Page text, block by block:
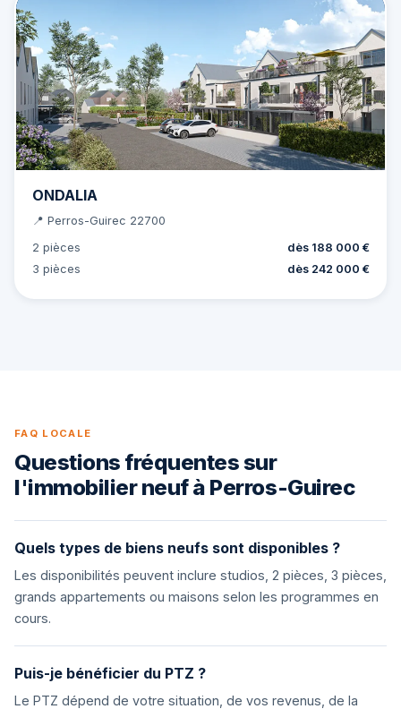
ONDALIA
📍 Perros-Guirec 22700
2 pièces
dès 188 000 €
3 pièces
dès 242 000 €
FAQ LOCALE
Questions fréquentes sur
l'immobilier neuf à Perros-Guirec
Quels types de biens neufs sont disponibles ?
Les disponibilités peuvent inclure studios, 2 pièces, 3 pièces,
grands appartements ou maisons selon les programmes en
cours.
Puis-je bénéficier du PTZ ?
Le PTZ dépend de votre situation, de vos revenus, de la